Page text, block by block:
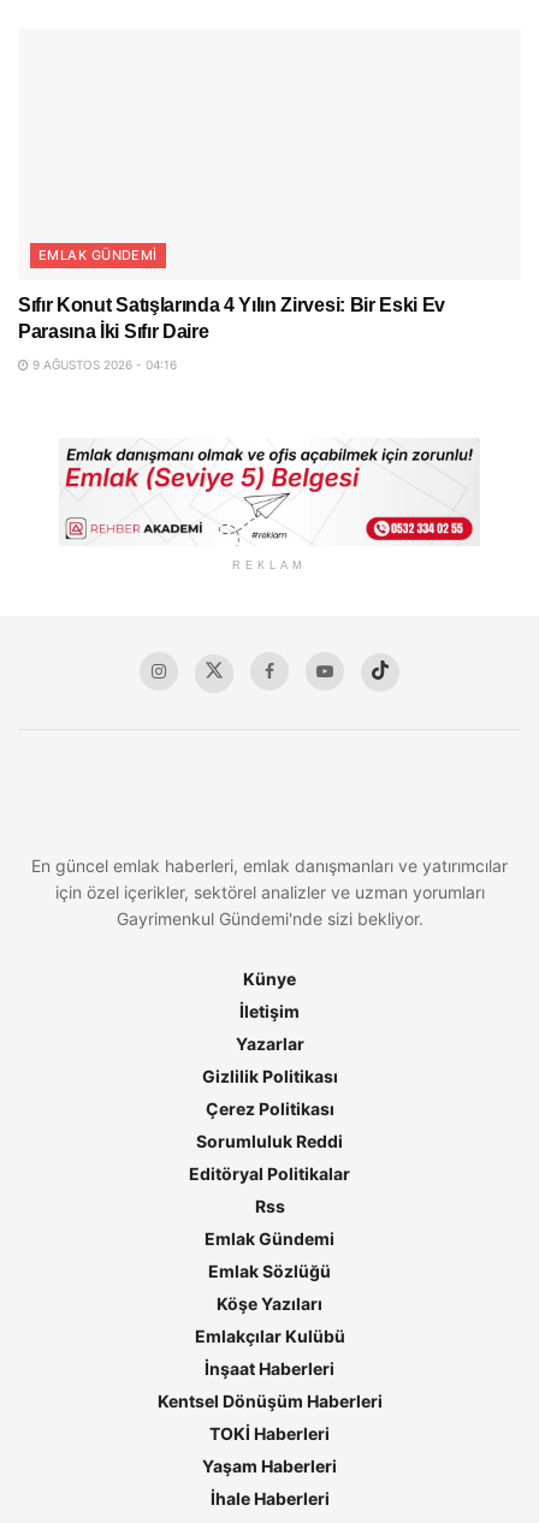
EMLAK GÜNDEMI
Sıfır Konut Satışlarında 4 Yılın Zirvesi: Bir Eski Ev
Parasına İki Sıfır Daire
9 AĞUSTOS 2026 - 04:16
REKLAM
En güncel emlak haberleri, emlak danışmanları ve yatırımcılar
için özel içerikler, sektörel analizler ve uzman yorumları
Gayrimenkul Gündemi'nde sizi bekliyor.
Künye
İletişim
Yazarlar
Gizlilik Politikası
Çerez Politikası
Sorumluluk Reddi
Editöryal Politikalar
Rss
Emlak Gündemi
Emlak Sözlüğü
Köşe Yazıları
Emlakçılar Kulübü
İnşaat Haberleri
Kentsel Dönüşüm Haberleri
TOKİ Haberleri
Yaşam Haberleri
İhale Haberleri